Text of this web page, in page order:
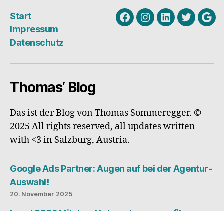
Warum
ich
wieder
Start
Impressum
Datenschutz
FacebookInstagram
LinkedinTwitter
Thomas‘ Blog
Das ist der Blog von Thomas Sommeregger. ©
2025 All rights reserved, all updates written
with <3 in Salzburg, Austria.
Google Ads Partner: Augen auf bei der Agentur-
Auswahl!
20. November 2025